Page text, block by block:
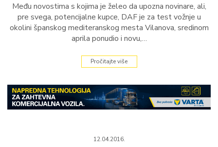
Među novostima s kojima je želeo da upozna novinare, ali,
pre svega, potencijalne kupce, DAF je za test vožnje u
okolini španskog mediteranskog mesta Vilanova, sredinom
aprila ponudio i novu,…
Pročitajte više
12.04.2016.